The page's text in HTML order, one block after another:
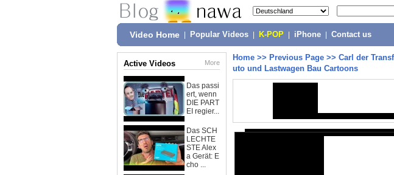
Video Home Popular Videos K-POP iPhone Contact us
Active Videos More
Das passi
ert, wenn
DIE PART
EI regier...
Das SCH
LECHTE
STE Alex
a Gerät: E
cho ...
Home >> Previous Page >> Carl der
uto und Lastwagen Bau Cartoons